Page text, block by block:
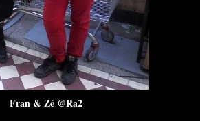
Fran & Zé @Ra2